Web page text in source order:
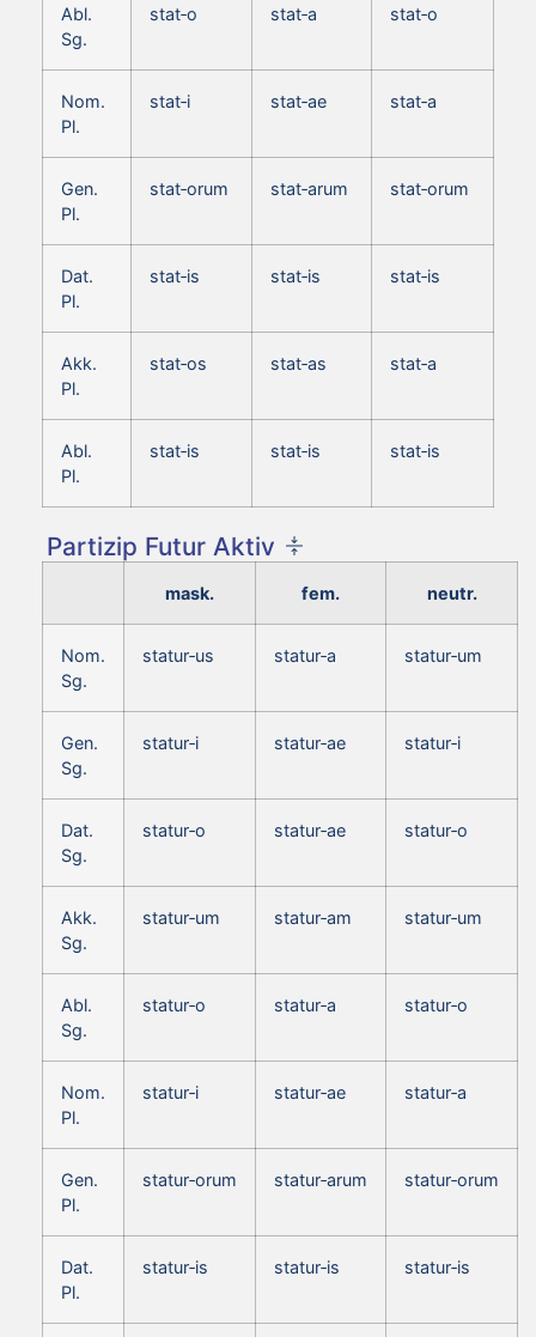
Abl.
Sg.
stat‑o stat‑a stat‑o
Nom.
Pl.
stat‑i stat‑ae stat‑a
Gen.
Pl.
stat‑orum stat‑arum stat‑orum
Dat.
Pl.
stat‑is stat‑is stat‑is
Akk.
Pl.
stat‑os stat‑as stat‑a
Abl.
Pl.
stat‑is stat‑is stat‑is
Partizip Futur Aktiv
mask. fem. neutr.
Nom.
Sg.
statur‑us statur‑a statur‑um
Gen.
Sg.
statur‑i statur‑ae statur‑i
Dat.
Sg.
statur‑o statur‑ae statur‑o
Akk.
Sg.
statur‑um statur‑am statur‑um
Abl.
Sg.
statur‑o statur‑a statur‑o
Nom.
Pl.
statur‑i statur‑ae statur‑a
Gen.
Pl.
statur‑orum statur‑arum statur‑orum
Dat.
Pl.
statur‑is statur‑is statur‑is